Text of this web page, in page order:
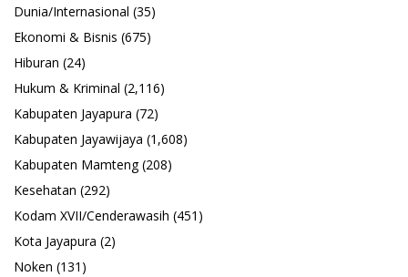
Dunia/Internasional (35)
Ekonomi & Bisnis (675)
Hiburan (24)
Hukum & Kriminal (2,116)
Kabupaten Jayapura (72)
Kabupaten Jayawijaya (1,608)
Kabupaten Mamteng(208)
Kesehatan (292)
Kodam XVII/Cenderawasih (451)
Kota Jayapura (2)
Noken (131)